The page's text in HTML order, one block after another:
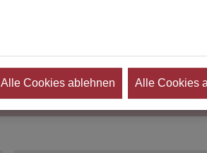
Alle Cookies ablehnen Alle Cookies